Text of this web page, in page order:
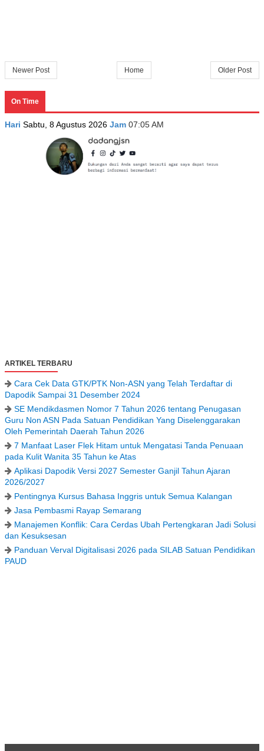
Newer Post Older Post
Home
On Time
Hari Sabtu, 8 Agustus 2026 Jam 07:05 AM
ARTIKEL TERBARU
Cara Cek Data GTK/PTK Non-ASN yang Telah Terdaftar di
Dapodik Sampai 31 Desember 2024
SE Mendikdasmen Nomor 7 Tahun 2026 tentang Penugasan
Guru Non ASN Pada Satuan Pendidikan Yang Diselenggarakan
Oleh Pemerintah Daerah Tahun 2026
7 Manfaat Laser Flek Hitam untuk Mengatasi Tanda Penuaan
pada Kulit Wanita 35 Tahun ke Atas
Aplikasi Dapodik Versi 2027 Semester Ganjil Tahun Ajaran
2026/2027
Pentingnya Kursus Bahasa Inggris untuk Semua Kalangan
Jasa Pembasmi Rayap Semarang
Manajemen Konflik: Cara Cerdas Ubah Pertengkaran Jadi Solusi
dan Kesuksesan
Panduan Verval Digitalisasi 2026 pada SILAB Satuan Pendidikan
PAUD